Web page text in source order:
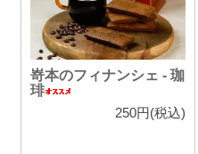
嵜本のフィナンシェ - 珈
琲
250円(税込)